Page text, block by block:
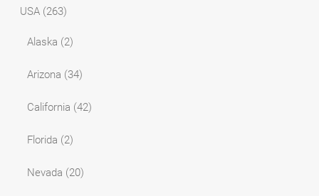
USA (263)
Alaska (2)
Arizona (34)
California (42)
Florida (2)
Nevada (20)